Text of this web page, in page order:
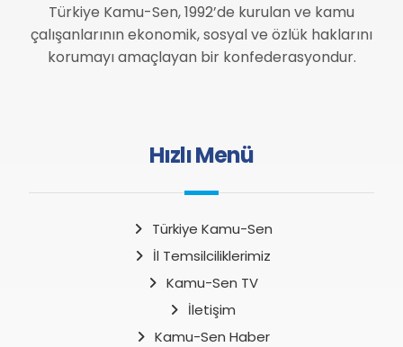
Türkiye Kamu-Sen, 1992’de kurulan ve kamu
çalışanlarının ekonomik, sosyal ve özlük haklarını
korumayı amaçlayan bir konfederasyondur.
Hızlı Menü
Türkiye Kamu-Sen
İl Temsilciliklerimiz
Kamu-Sen TV
İletişim
Kamu-Sen Haber